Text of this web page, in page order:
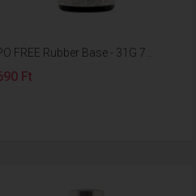
FREE Rubber Base - 31G 7...
Ft